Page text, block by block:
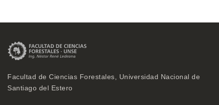
Facultad de Ciencias Forestales, Universidad Nacional de
Santiago del Estero